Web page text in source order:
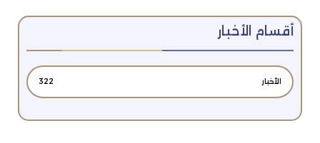
أقسام الأخبار
الأخبار 322